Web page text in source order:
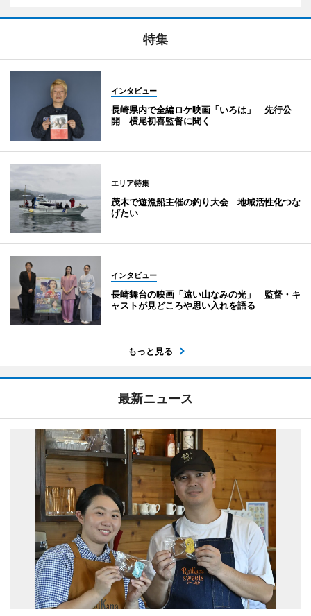
特集
インタビュー
長崎県内で全編ロケ映画「いろは」 先行公
開 横尾初喜監督に聞く
エリア特集
茂木で遊漁船主催の釣り大会 地域活性化つな
げたい
インタビュー
長崎舞台の映画「遠い山なみの光」 監督・キ
ャストが見どころや思い入れを語る
もっと見る
最新ニュース